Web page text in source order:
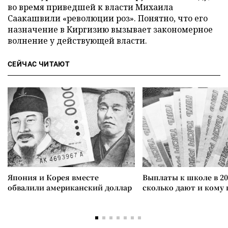
во время приведшей к власти Михаила
Саакашвили «революции роз». Понятно, что его
назначение в Киргизию вызывает закономерное
волнение у действующей власти.
СЕЙЧАС ЧИТАЮТ
Япония и Корея вместе
обвалили американский доллар
Выплаты к школе в
сколько дают и